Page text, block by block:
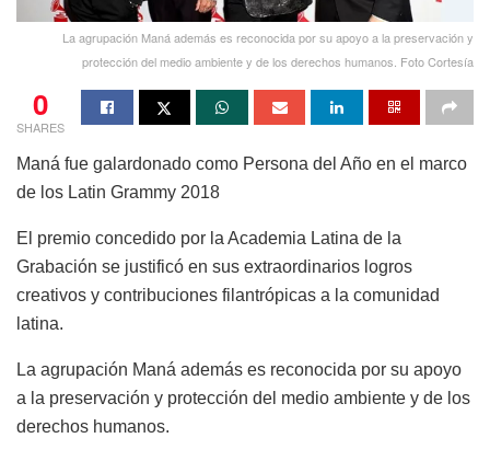
La agrupación Maná además es reconocida por su apoyo a la preservación y
protección del medio ambiente y de los derechos humanos. Foto Cortesía
0
SHARES
Maná fue galardonado como Persona del Año en el marco
de los Latin Grammy 2018
El premio concedido por la Academia Latina de la
Grabación se justificó en sus extraordinarios logros
creativos y contribuciones filantrópicas a la comunidad
latina.
La agrupación Maná además es reconocida por su apoyo
a la preservación y protección del medio ambiente y de los
derechos humanos.